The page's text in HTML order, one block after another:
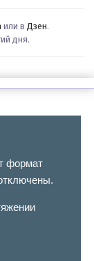
или в Дзен.
дня.
формат